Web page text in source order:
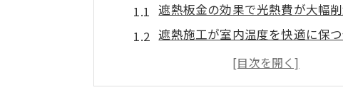
遮熱板金の効果で光熱費が大幅
遮熱施工が室内温度を快適に保
遮熱板金と一般板金の省エネ性能
遮熱工事による電気代節約の実